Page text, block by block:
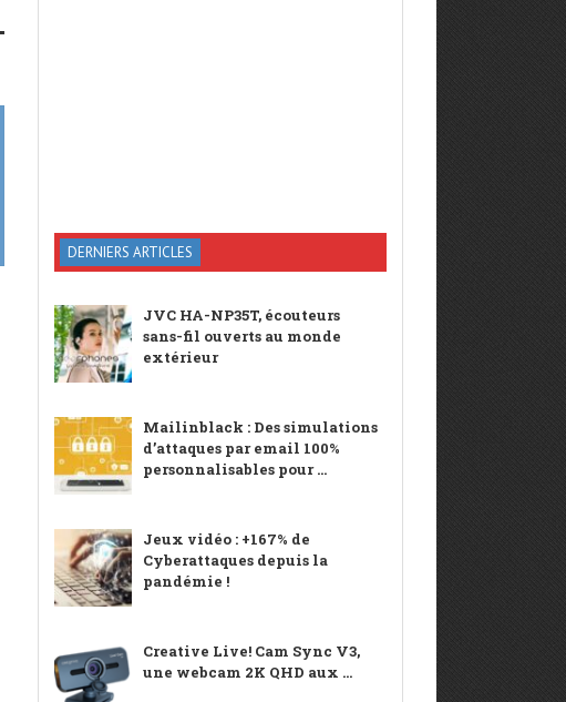
DERNIERS ARTICLES
JVC HA-NP35T, écouteurs
sans-fil ouverts au monde
extérieur
Mailinblack : Des simulations
d’attaques par email 100%
personnalisables pour ...
Jeux vidéo : +167% de
Cyberattaques depuis la
pandémie !
Creative Live! Cam Sync V3,
une webcam 2K QHD aux ...